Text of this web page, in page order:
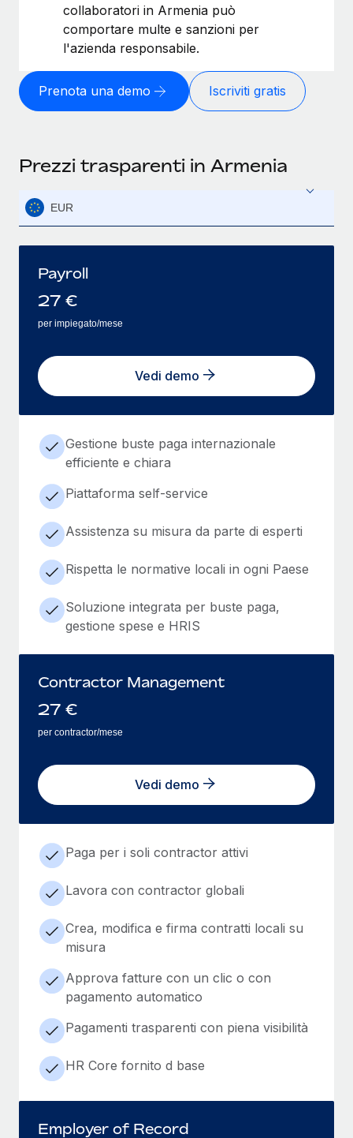
collaboratori in Armenia può
comportare multe e sanzioni per
l'azienda responsabile.
Prenota una demo Iscriviti gratis
Prezzi trasparenti in Armenia
EUR
Payroll
27 €
per impiegato/mese
Vedi demo
Gestione buste paga internazionale
efficiente e chiara
Piattaforma self-service
Assistenza su misura da parte di esperti
Rispetta le normative locali in ogni Paese
Soluzione integrata per buste paga,
gestione spese e HRIS
Contractor Management
27 €
per contractor/mese
Vedi demo
Paga per i soli contractor attivi
Lavora con contractor globali
Crea, modifica e firma contratti locali su
misura
Approva fatture con un clic o con
pagamento automatico
Pagamenti trasparenti con piena visibilità
HR Core fornito d base
Employer of Record